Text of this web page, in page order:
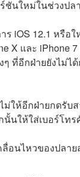
ชันใหม่ในช่วงป
iOS 12.1 หรือ
X และ iPhone
ที่อีกฝ่ายยังไม่ไ
ม่ให้อีกฝ่ายกดรับ
ให้ใส่เบอร์โทร
อนไหวของปลา